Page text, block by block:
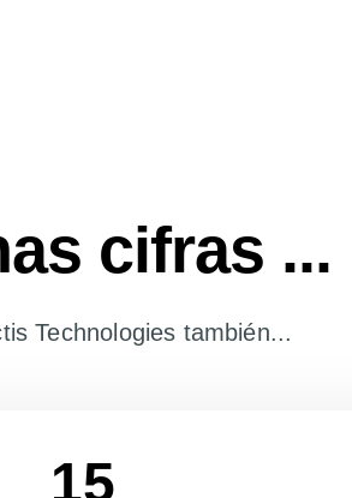
cifras ...
Technologies también...
15